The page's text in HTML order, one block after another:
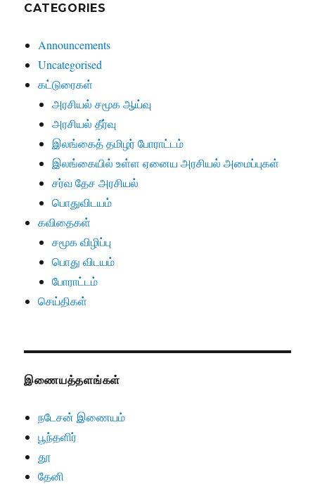
CATEGORIES
Announcements
Uncategorised
கட்டுரைகள்
அரசியல் சமூக ஆய்வு
அரசியல் தீர்வு
இலங்கைத் தமிழர் போராட்டம்
இலங்கையில் உள்ள ஏனைய அரசியல் அமைப்புகள்
சர்வ தேச அரசியல்
பொதுவிடயம்
கவிதைகள்
சமூக விழிப்பு
பொது விடயம்
போராட்டம்
செய்திகள்
இணையத்தளங்கள்
நடேசன் இணையம்
பூந்தளிர்
தூ
தேனி